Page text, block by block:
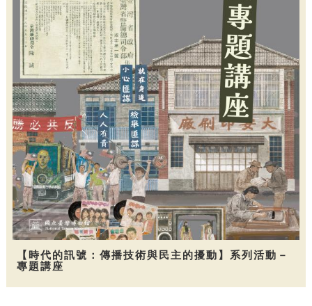
【時代的訊號：傳播技術與民主的擾動】系列活動－
專題講座